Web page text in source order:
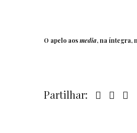
O apelo aosmedia, na íntegra,
Partilhar: